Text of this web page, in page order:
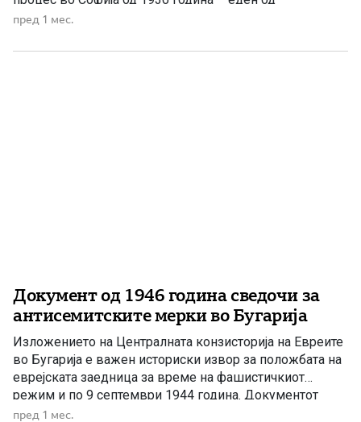
најзначајните, но и најмалку истражени настани во
настани што со текот на времето се претвораат во
пред 1 мес.
Документ од 1946 година сведочи за
антисемитските мерки во Бугарија
Изложението на Централната конзисторија на Евреите
во Бугарија е важен историски извор за положбата на
еврејската заедница за време на фашистичкиот
режим и по 9 септември 1944 година. Документот
објавен во Софија во 1946 година, под наслов
пред 1 мес.